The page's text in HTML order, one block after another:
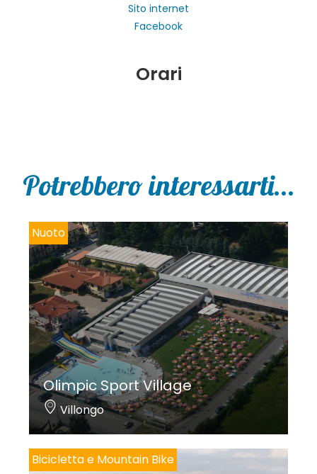
Sito internet
Facebook
Orari
Potrebbero interessarti...
Nuoto
Olimpic Sport Village
Villongo
Bicicletta e Mountain Bike